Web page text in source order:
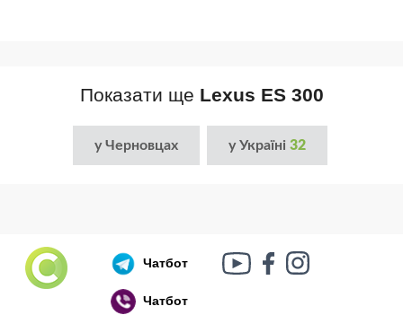
Показати ще Lexus ES 300
у Черновцах у Україні 32
Чатбот
Чатбот